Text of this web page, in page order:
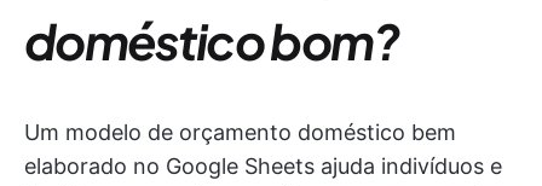
doméstico bom?
Um modelo de orçamento doméstico bem
elaborado no Google Sheets ajuda indivíduos e